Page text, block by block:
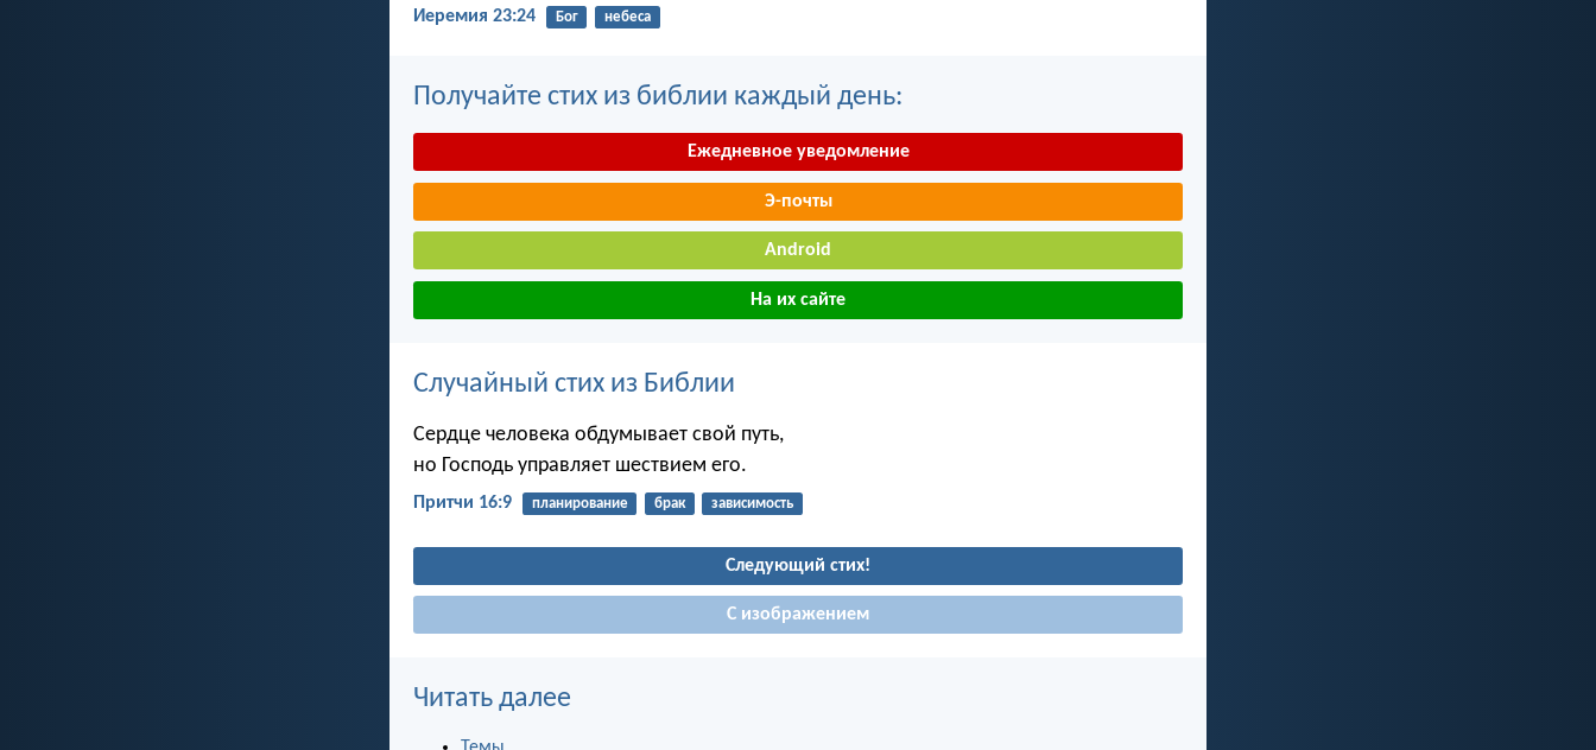
Иеремия 23:24 Бог небеса
Получайте стих из библии каждый день:
Ежедневное уведомление
Э-почты
Android
На их сайте
Случайный стих из Библии
Сердце человека обдумывает свой путь,
но Господь управляет шествием его.
Притчи 16:9 планирование брак зависимость
Следующий стих!
С изображением
Читать далее